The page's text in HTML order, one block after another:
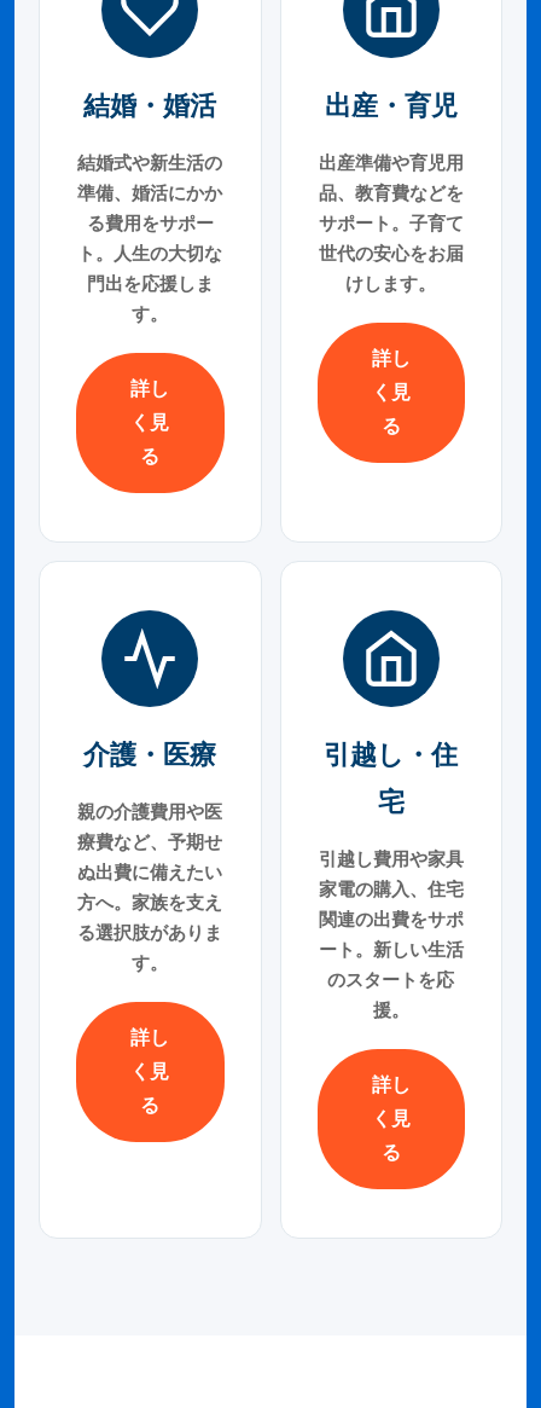
結婚・婚活
結婚式や新生活の
準備、婚活にかか
る費用をサポー
ト。人生の大切な
門出を応援しま
す。
詳し
く見
る
出産・育児
出産準備や育児用
品、教育費などを
サポート。子育て
世代の安心をお届
けします。
詳し
く見
る
介護・医療
親の介護費用や医
療費など、予期せ
ぬ出費に備えたい
方へ。家族を支え
る選択肢がありま
す。
詳し
く見
る
引越し・住
宅
引越し費用や家具
家電の購入、住宅
関連の出費をサポ
ート。新しい生活
のスタートを応
援。
詳し
く見
る